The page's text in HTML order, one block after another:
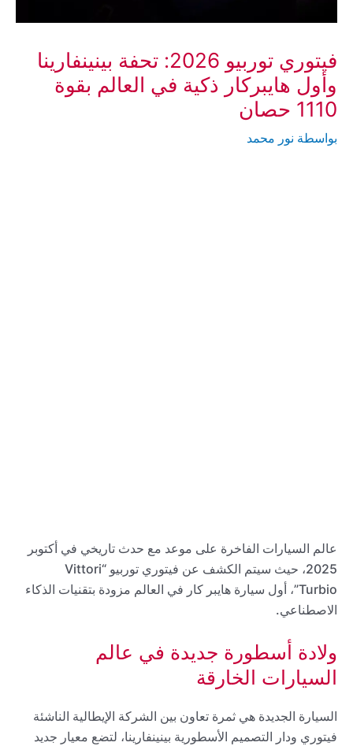
فيتوري توربيو 2026: تحفة بينينفارينا
وأول هايبركار ذكية في العالم بقوة
1110 حصان
بواسطة نور محمد
عالم السيارات الفاخرة على موعد مع حدث تاريخي في أكتوبر
2025، حيث سيتم الكشف عن فيتوري توربيو “Vittori
Turbio”، أول سيارة هايبر كار في العالم مزودة بتقنيات الذكاء
الاصطناعي.
ولادة أسطورة جديدة في عالم
السيارات الخارقة
السيارة الجديدة هي ثمرة تعاون بين الشركة الإيطالية الناشئة
فيتوري ودار التصميم الأسطورية بينينفارينا، لتضع معيار جديد